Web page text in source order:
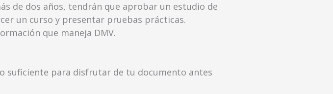
de dos años, tendrán que aprobar un estudio de
un curso y presentar pruebas prácticas.
que maneja DMV.
suficiente para disfrutar de tu documento antes